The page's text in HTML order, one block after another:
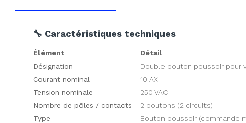
🔧 Caractéristiques techniques
Élément
Détail
Désignation
Double bouton poussoir pour
Courant nominal
10 AX
Tension nominale
250 VAC
Nombre de pôles / contacts
2 boutons (2 circuits)
Type
Bouton poussoir (commande